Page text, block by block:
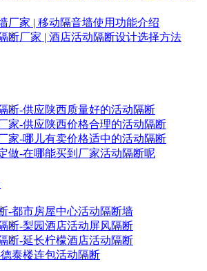
厂家 | 移动隔音墙使用功能介绍
断厂家 | 酒店活动隔断设计选择方法
断-供应陕西质量好的活动隔断
家-供应陕西价格合理的活动隔断
家-哪儿有卖价格适中的活动隔断
做-在哪能买到厂家活动隔断呢
-都市房屋中心活动隔断墙
断-梨园酒店活动屏风隔断
断-延长柠檬酒店活动隔断
泰楼连包活动隔断